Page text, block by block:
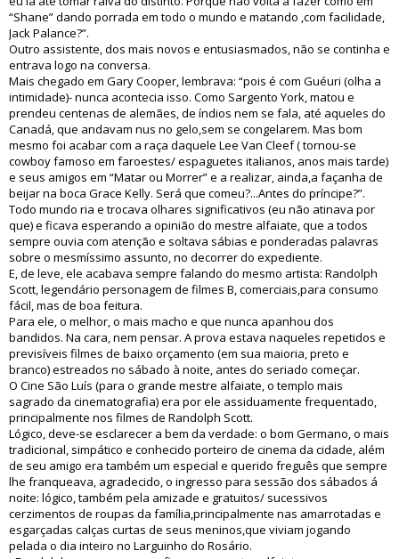
“Shane” dando porrada em todo o mundo e matando ,com facilidade,
Jack Palance?”.
Outro assistente, dos mais novos e entusiasmados, não se continha e
entrava logo na conversa.
Mais chegado em Gary Cooper, lembrava: “pois é com Guéuri (olha a
intimidade)- nunca acontecia isso. Como Sargento York, matou e
prendeu centenas de alemães, de índios nem se fala, até aqueles do
Canadá, que andavam nus no gelo,sem se congelarem. Mas bom
mesmo foi acabar com a raça daquele Lee Van Cleef ( tornou-se
cowboy famoso em faroestes/ espaguetes italianos, anos mais tarde)
e seus amigos em “Matar ou Morrer” e a realizar, ainda,a façanha de
beijar na boca Grace Kelly. Será que comeu?...Antes do príncipe?”.
Todo mundo ria e trocava olhares significativos (eu não atinava por
que) e ficava esperando a opinião do mestre alfaiate, que a todos
sempre ouvia com atenção e soltava sábias e ponderadas palavras
sobre o mesmíssimo assunto, no decorrer do expediente.
E, de leve, ele acabava sempre falando do mesmo artista: Randolph
Scott, legendário personagem de filmes B, comerciais,para consumo
fácil, mas de boa feitura.
Para ele, o melhor, o mais macho e que nunca apanhou dos
bandidos. Na cara, nem pensar. A prova estava naqueles repetidos e
previsíveis filmes de baixo orçamento (em sua maioria, preto e
branco) estreados no sábado à noite, antes do seriado começar.
O Cine São Luís (para o grande mestre alfaiate, o templo mais
sagrado da cinematografia) era por ele assiduamente frequentado,
principalmente nos filmes de Randolph Scott.
Lógico, deve-se esclarecer a bem da verdade: o bom Germano, o mais
tradicional, simpático e conhecido porteiro de cinema da cidade, além
de seu amigo era também um especial e querido freguês que sempre
lhe franqueava, agradecido, o ingresso para sessão dos sábados á
noite: lógico, também pela amizade e gratuitos/ sucessivos
cerzimentos de roupas da família,principalmente nas amarrotadas e
esgarçadas calças curtas de seus meninos,que viviam jogando
pelada o dia inteiro no Larguinho do Rosário.